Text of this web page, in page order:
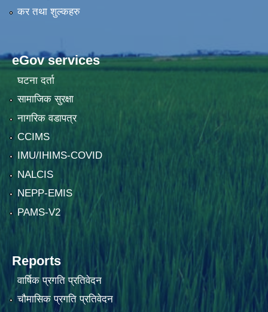
कर तथा शुल्कहरु
eGov services
घटना दर्ता
सामाजिक सुरक्षा
नागरिक वडापत्र
CCIMS
IMU/IHIMS-COVID
NALCIS
NEPP-EMIS
PAMS-V2
Reports
वार्षिक प्रगति प्रतिवेदन
चौमासिक प्रगति प्रतिवेदन